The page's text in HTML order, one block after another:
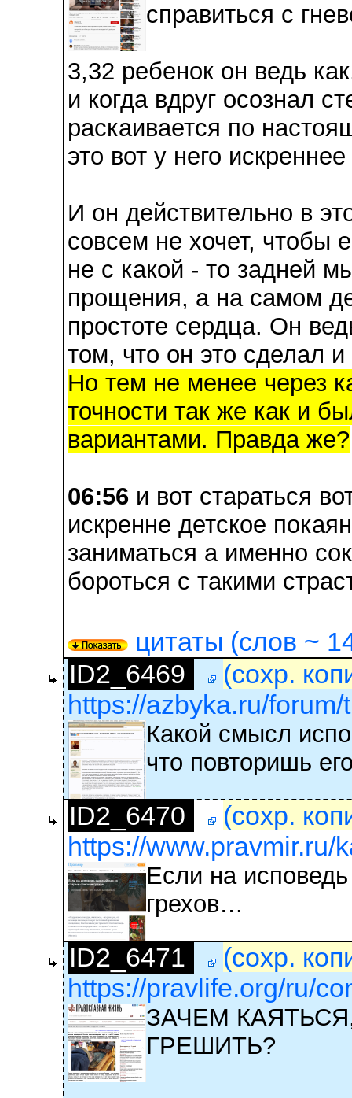
справиться с
3,32 ребенок он ведь
и когда вдруг осознал
раскаивается по
это вот у него
И он действительно в
совсем не хочет, чтобы
не с какой - то задней
прощения, а на самом
простоте сердца. Он
том, что он это сделал
Но тем не менее через
точности так же как и
вариантами. Правда же?
06:56 и вот стараться
искренне детское
заниматься а именно
бороться с такими
цитаты (слов ~
ID2_6469
(сохр.
https://azbyka.ru/
Какой смысл
что повторишь
ID2_6470
(сохр.
https://www.pravmir.ru/
Если на
грехов…
ID2_6471
(сохр.
https://pravlife.org/ru/
ЗАЧЕМ
ГРЕШИТЬ?